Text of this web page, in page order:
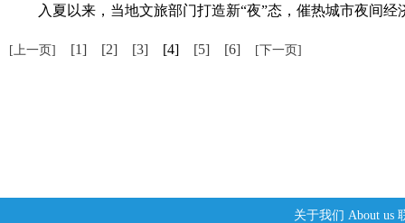
入夏以来，当地文旅部门打造新“夜”态，催热城市夜间
[上一页] [1] [2] [3] [4] [5] [6] [下一页]
关于我们 About us